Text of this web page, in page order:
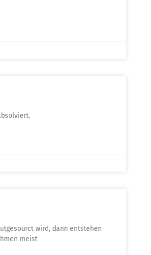
wird, dann entstehen
meist